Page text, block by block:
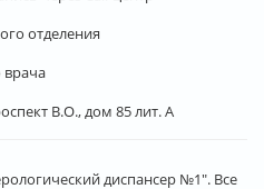
отделения
врача
В.О., дом 85 лит. А
диспансер №1". Все